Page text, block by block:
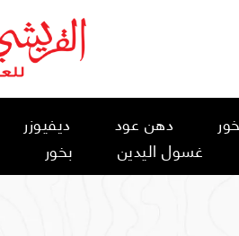
دهن عود ديفيوزر
غسول اليدين
بخور